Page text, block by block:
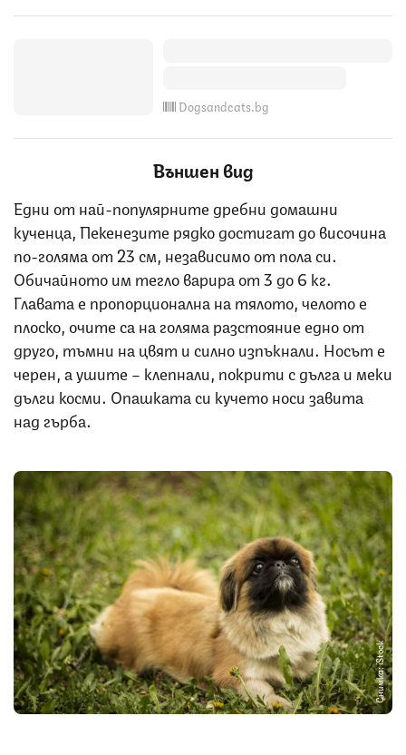
Dogsandcats.bg
Външен вид
Едни от най-популярните дребни домашни
кученца, Пекенезите рядко достигат до височина
по-голяма от 23 см, независимо от пола си.
Обичайното им тегло варира от 3 до 6 кг.
Главата е пропорционална на тялото, челото е
плоско, очите са на голяма разстояние едно от
друго, тъмни на цвят и силно изпъкнали. Носът е
черен, а ушите – клепнали, покрити с дълга и меки
дълги косми. Опашката си кучето носи завита
над гърба.
Снимка: iStock